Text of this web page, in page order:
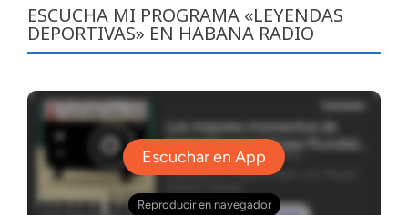
ESCUCHA MI PROGRAMA «LEYENDAS
DEPORTIVAS» EN HABANA RADIO